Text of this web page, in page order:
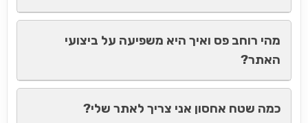
מהי רוחב פס ואיך היא משפיעה על ביצועי
האתר?
כמה שטח אחסון אני צריך לאתר שלי?